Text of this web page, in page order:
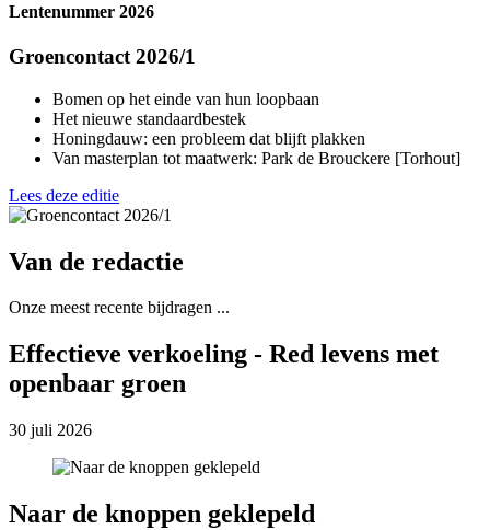
Lentenummer 2026
Groencontact 2026/1
Bomen op het einde van hun loopbaan
Het nieuwe standaardbestek
Honingdauw: een probleem dat blijft plakken
Van masterplan tot maatwerk: Park de Brouckere [Torhout]
Lees deze editie
Van de redactie
Onze meest recente bijdragen ...
Effectieve verkoeling - Red levens met
openbaar groen
30 juli 2026
Naar de knoppen geklepeld